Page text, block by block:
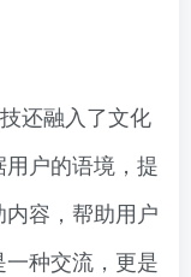
还融入了文化
户的语境，提
容，帮助用户
种交流，更是